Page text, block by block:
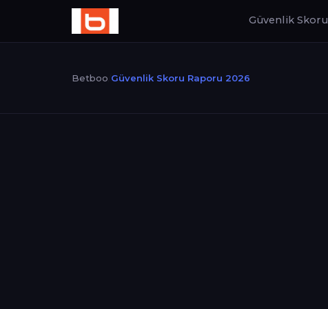
Güvenlik Skoru
Betboo Güvenlik Skoru Raporu 2026